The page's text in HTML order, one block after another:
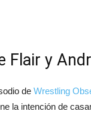
Flair y
de Wrestling
la intención de